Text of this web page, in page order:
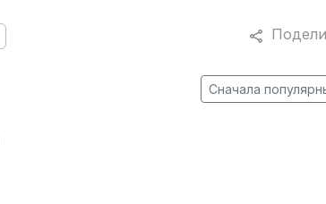
Сначала